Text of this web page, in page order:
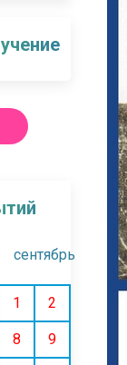
сентябрь
1 2
8 9